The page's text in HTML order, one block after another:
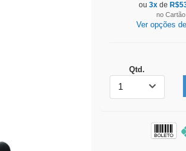
ou 3xde R$
no
Ver opções
Qtd.
1